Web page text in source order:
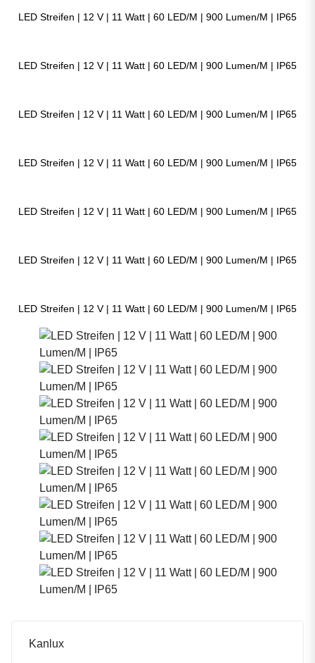
Kanlux
LED Streifen | 12 V | 11 Watt | 60 LED/M | 900 Lumen/M | IP65
LED Streifen | 12 V | 11 Watt | 60 LED/M | 900 Lumen/M | IP65
LED Streifen | 12 V | 11 Watt | 60 LED/M | 900 Lumen/M | IP65
LED Streifen | 12 V | 11 Watt | 60 LED/M | 900 Lumen/M | IP65
LED Streifen | 12 V | 11 Watt | 60 LED/M | 900 Lumen/M | IP65
LED Streifen | 12 V | 11 Watt | 60 LED/M | 900 Lumen/M | IP65
LED Streifen | 12 V | 11 Watt | 60 LED/M | 900 Lumen/M | IP65